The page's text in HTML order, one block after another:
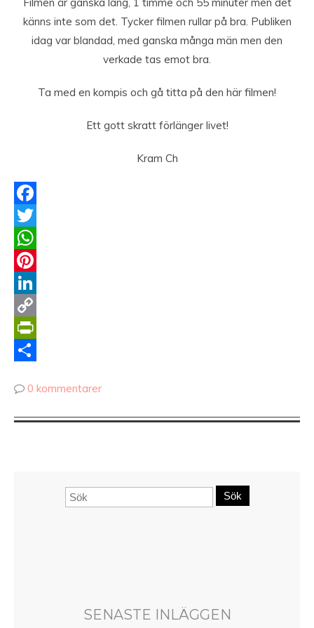
känns inte som det. Tycker filmen rullar på bra. Publiken
idag var blandad, med ganska många män men den
verkade tas emot bra.
Ta med en kompis och gå titta på den här filmen!
Ett gott skratt förlänger livet!
Kram Ch
Facebook
Twitter
WhatsApp
Pinterest
LinkedIn
Copy
Link
PrintFriendly
0 kommentarer
Sök
SENASTE INLÄGGEN